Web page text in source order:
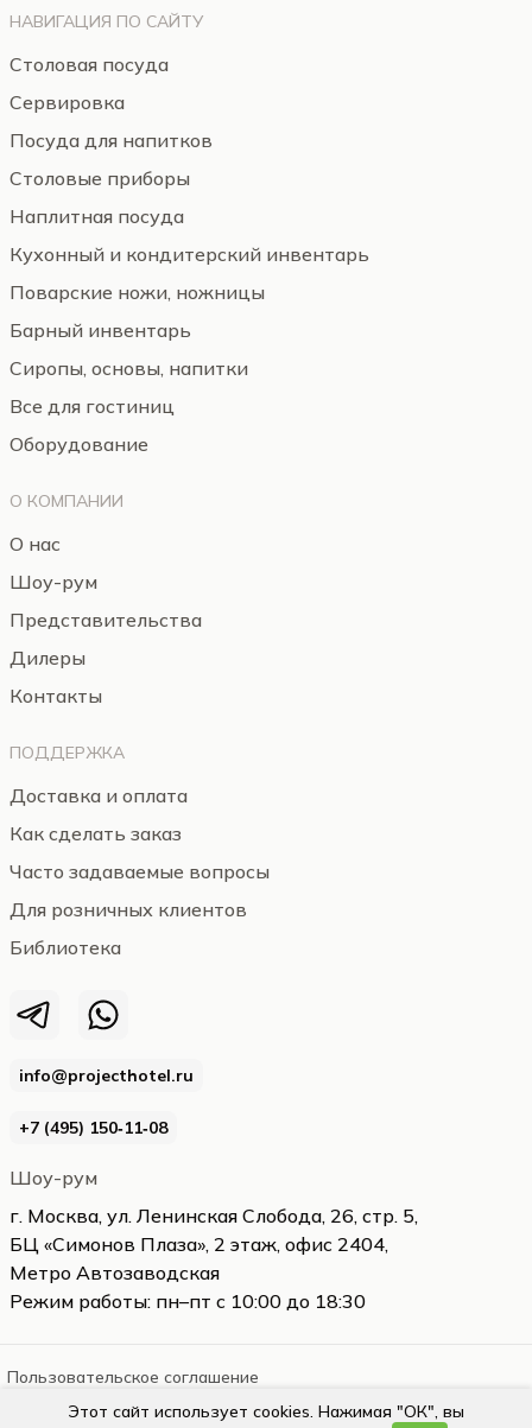
info@projecthotel.ru
+7 (495) 150‑11‑08
Шоу-рум
г. Москва, ул. Ленинская Слобода, 26, стр. 5,
БЦ «Симонов Плаза», 2 этаж, офис 2404,
Метро Автозаводская
Режим работы: пн–пт с 10:00 до 18:30
НАВИГАЦИЯ ПО САЙТУ
Столовая посуда
Сервировка
Посуда для напитков
Столовые приборы
Наплитная посуда
Кухонный и кондитерский инвентарь
Поварские ножи, ножницы
Барный инвентарь
Сиропы, основы, напитки
Все для гостиниц
Оборудование
О КОМПАНИИ
О нас
Шоу-рум
Представительства
Дилеры
Контакты
ПОДДЕРЖКА
Доставка и оплата
Как сделать заказ
Часто задаваемые вопросы
Для розничных клиентов
Библиотека
Пользовательское соглашение
Этот сайт использует cookies. Нажимая "ОК", вы